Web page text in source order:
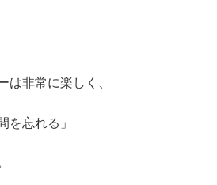
は非常に楽しく、
を忘れる」